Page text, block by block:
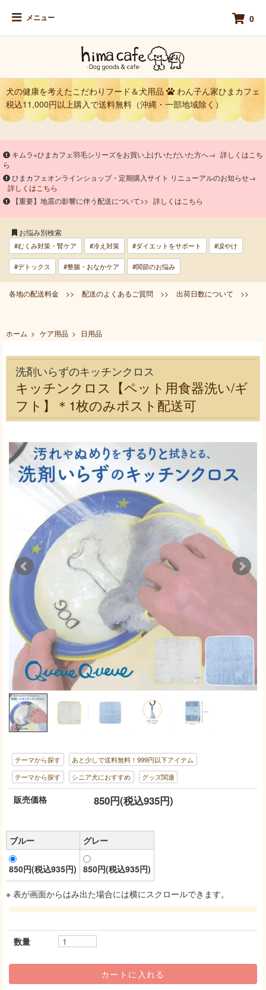
メニュー 0
犬の健康を考えたこだわりフード＆犬用品
わん子ん家ひまカフェ
税込11,000円以上購入で送料無料（沖縄・一部地域除く）
キムラ×ひまカフェ羽毛シリーズをお買い上げいただいた方へ→ 詳しくはこち
ら
ひまカフェオンラインショップ・定期購入サイト リニューアルのお知らせ→
詳しくはこちら
【重要】地震の影響に伴う配送について>> 詳しくはこちら
お悩み別検索
#むくみ対策・腎ケア #冷え対策 #ダイエットをサポート #涙やけ
#デトックス #整腸・おなかケア #関節のお悩み
各地の配送料金 >> 配送のよくあるご質問 >> 出荷日数について >>
ホーム > ケア用品 > 日用品
洗剤いらずのキッチンクロス
キッチンクロス【ペット用食器洗い/ギ
フト】＊1枚のみポスト配送可
テーマから探す
あと少しで送料無料！999円以下アイテム
テーマから探す
シニア犬におすすめ グッズ関連
販売価格 850円(税込935円)
ブルー グレー
850円(税込935円) 850円(税込935円)
※ 表が画面からはみ出た場合には横にスクロールできます。
数量